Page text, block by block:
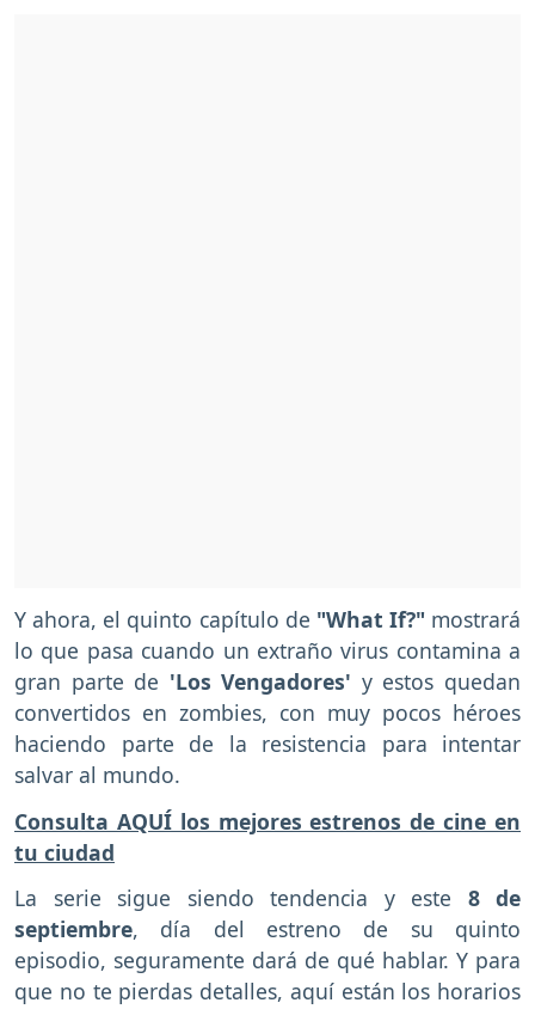
Y ahora, el quinto capítulo de "What If?" mostrará
lo que pasa cuando un extraño virus contamina a
gran parte de 'Los Vengadores' y estos quedan
convertidos en zombies, con muy pocos héroes
haciendo parte de la resistencia para intentar
salvar al mundo.
Consulta AQUÍ los mejores estrenos de cine en
tu ciudad
La serie sigue siendo tendencia y este 8 de
septiembre, día del estreno de su quinto
episodio, seguramente dará de qué hablar. Y para
que no te pierdas detalles, aquí están los horarios